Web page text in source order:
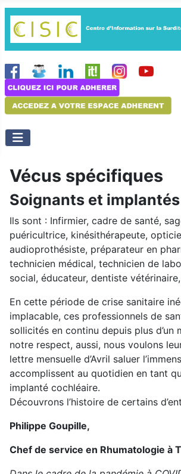
Vécus spécifiques
Soignants et implantés
Ils sont : Infirmier, cadre de santé,
puéricultrice, kinésithérapeute,
audioprothésiste, préparateur en
technicien médical, technicien de
social, éducateur, dentiste
En cette période de crise sanitaire
implacable, ces professionnels de
sollicités en continu depuis plus d’un
notre respect, aussi, nous voulons
lettre mensuelle d’Avril saluer
accomplissent au quotidien en tant
implanté cochléaire.
Découvrons l’histoire de certains
Philippe Goupille,
Chef de service en Rhumatologie à